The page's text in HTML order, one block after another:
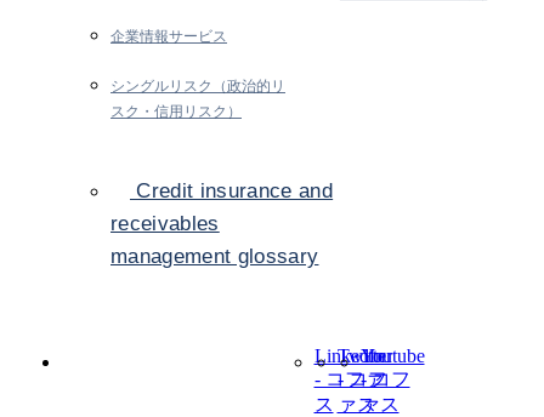
企業情報サービス
シングルリスク（政治的リ
スク・信用リスク）
Credit insurance and
receivables
management glossary
LinkedIn
- コファ
ス
Twitter
- コフ
ァス
Youtube
- コフ
ァス